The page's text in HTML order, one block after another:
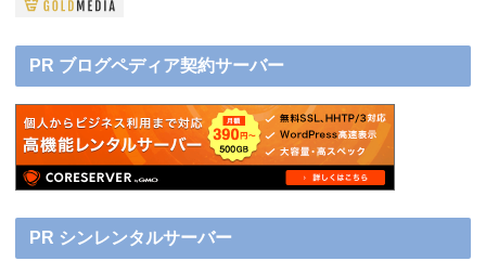
PR ブログペディア契約サーバー
PR シンレンタルサーバー